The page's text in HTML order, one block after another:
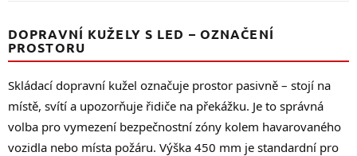
DOPRAVNÍ KUŽELY S LED – OZNAČENÍ
PROSTORU
Skládací dopravní kužel označuje prostor pasivně – stojí na
místě, svítí a upozorňuje řidiče na překážku. Je to správná
volba pro vymezení bezpečnostní zóny kolem havarovaného
vozidla nebo místa požáru. Výška 450 mm je standardní pro